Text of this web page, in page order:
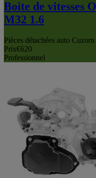
Boite de vitesses
M32 1.6
Pièces détachées auto
Prix€620
Professionnel